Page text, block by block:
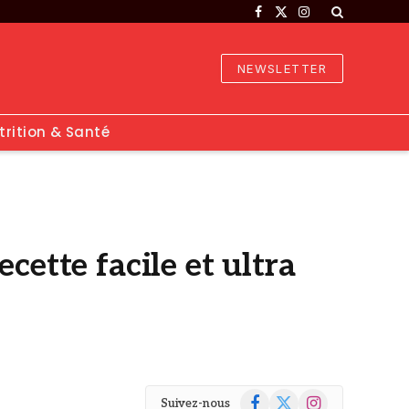
Facebook
X
Instagram
NEWSLETTER
& Santé
facile et ultra
Suivez-nous Facebook
X
Instagram